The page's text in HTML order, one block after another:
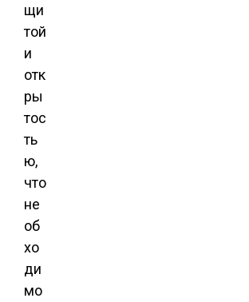
щи
той
и
отк
ры
тос
ть
ю,
что
не
об
хо
ди
мо